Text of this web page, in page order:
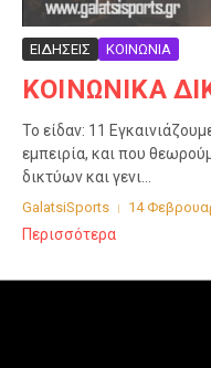
ΕΙΔΗΣΕΙΣ ΚΟΙΝΩΝΙΑ
ΚΟΙΝΩΝΙΚΑ
Το είδαν: 11
εμπειρία, και που
δικτύων και γενι...
GalatsiSports 14
Περισσότερα